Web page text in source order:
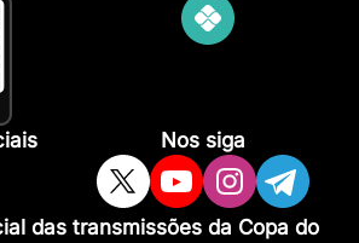
Nos siga
das transmissões da Copa do